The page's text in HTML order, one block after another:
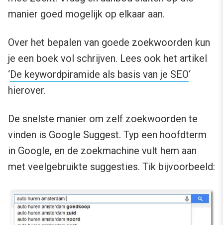
manier goed mogelijk op elkaar aan.
Over het bepalen van goede zoekwoorden kun
je een boek vol schrijven. Lees ook het artikel
‘De keywordpiramide als basis van je SEO‘
hierover.
De snelste manier om zelf zoekwoorden te
vinden is Google Suggest. Typ een hoofdterm
in Google, en de zoekmachine vult hem aan
met veelgebruikte suggesties. Tik bijvoorbeeld: